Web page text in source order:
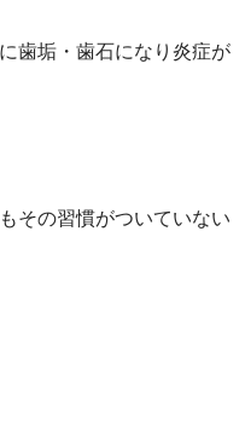
歯垢・歯石になり炎症が
その習慣がついていない